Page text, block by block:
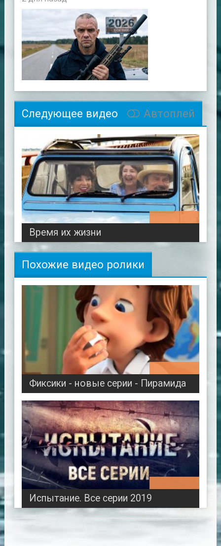
Следующее видео Автоплей
Время их жизни
Похожие видео ролики
Фиксики - новые серии - Пирамида
Испытание. Все серии 2019